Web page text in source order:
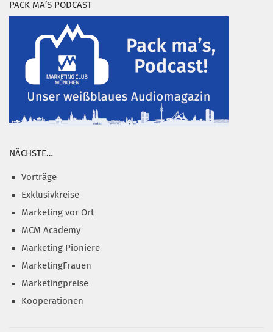
PACK MA’S PODCAST
NÄCHSTE…
Vorträge
Exklusivkreise
Marketing vor Ort
MCM Academy
Marketing Pioniere
MarketingFrauen
Marketingpreise
Kooperationen